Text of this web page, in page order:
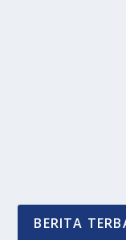
BERITA